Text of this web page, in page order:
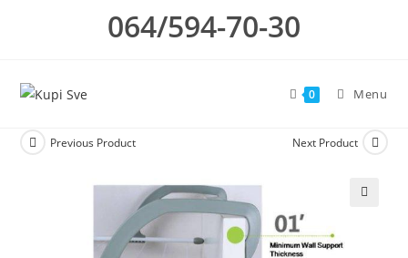
064/594-70-30
0 Menu
Previous Product Next Product